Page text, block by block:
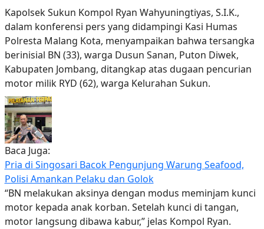
Kapolsek Sukun Kompol Ryan Wahyuningtiyas, S.I.K.,
dalam konferensi pers yang didampingi Kasi Humas
Polresta Malang Kota, menyampaikan bahwa tersangka
berinisial BN (33), warga Dusun Sanan, Puton Diwek,
Kabupaten Jombang, ditangkap atas dugaan pencurian
motor milik RYD (62), warga Kelurahan Sukun.
Baca Juga:
Pria di Singosari Bacok Pengunjung Warung Seafood,
Polisi Amankan Pelaku dan Golok
“BN melakukan aksinya dengan modus meminjam kunci
motor kepada anak korban. Setelah kunci di tangan,
motor langsung dibawa kabur,” jelas Kompol Ryan.